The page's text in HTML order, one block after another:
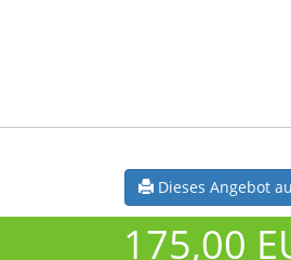
Dieses Angebot
175,00